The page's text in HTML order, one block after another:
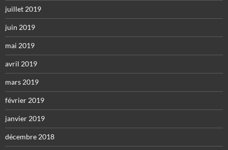
juillet 2019
juin 2019
mai 2019
avril 2019
mars 2019
février 2019
janvier 2019
décembre 2018